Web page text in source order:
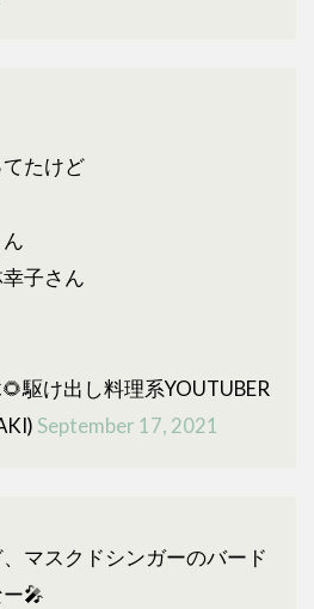
たけど
子さん
駆け出し料理系YOUTUBER
September 17, 2021
マスクドシンガーのバード
🎤